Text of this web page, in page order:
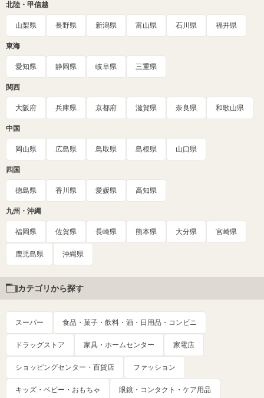
北陸・甲信越
山梨県 長野県 新潟県 富山県 石川県 福井県
東海
愛知県 静岡県 岐阜県 三重県
関西
大阪府 兵庫県 京都府 滋賀県 奈良県 和歌山県
中国
岡山県 広島県 鳥取県 島根県 山口県
四国
徳島県 香川県 愛媛県 高知県
九州・沖縄
福岡県 佐賀県 長崎県 熊本県 大分県 宮崎県
鹿児島県 沖縄県
カテゴリから探す
スーパー 食品・菓子・飲料・酒・日用品・コンビニ
ドラッグストア 家具・ホームセンター 家電店
ショッピングセンター・百貨店 ファッション
キッズ・ベビー・おもちゃ 眼鏡・コンタクト・ケア用品